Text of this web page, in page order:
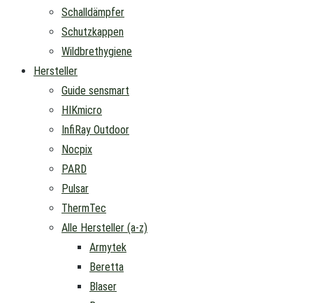
Schalldämpfer
Schutzkappen
Wildbrethygiene
Hersteller
Guide sensmart
HIKmicro
InfiRay Outdoor
Nocpix
PARD
Pulsar
ThermTec
Alle Hersteller (a-z)
Armytek
Beretta
Blaser